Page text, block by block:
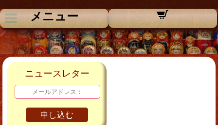
メニュー
ニュースレター
申し込む